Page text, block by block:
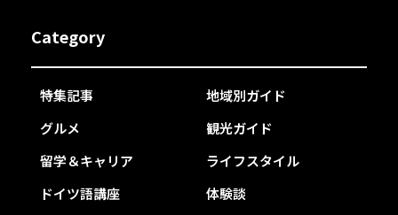
Category
特集記事
地域別ガイド
グルメ
観光ガイド
留学＆キャリア
ライフスタイル
ドイツ語講座
体験談